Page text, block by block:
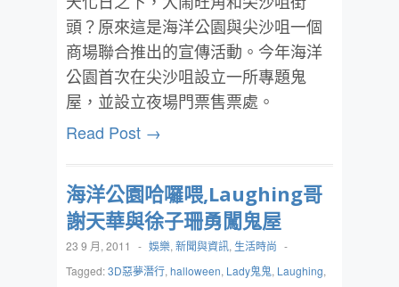
頭？原來這是海洋公園與尖沙咀一個
商場聯合推出的宣傳活動。今年海洋
公園首次在尖沙咀設立一所專題鬼
屋，並設立夜場門票售票處。
Read Post →
海洋公園哈囉喂,Laughing哥
謝天華與徐子珊勇闖鬼屋
23 9 月, 2011 - 娛樂, 新聞與資訊, 生活時尚 -
Tagged:3D惡夢潛行, halloween, Lady鬼鬼, Laughing,